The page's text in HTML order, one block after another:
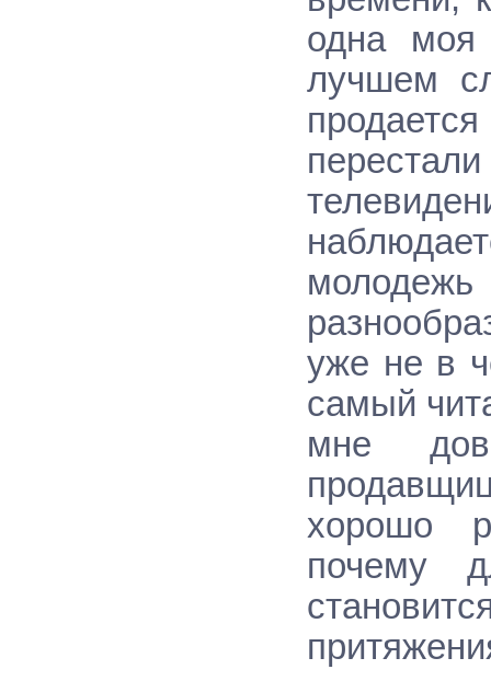
одна
лучшем
уже не в
самый
мне
хорошо
почему